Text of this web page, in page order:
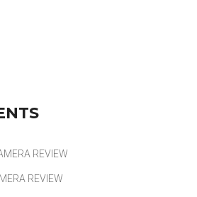
REVIEW
REVIEW